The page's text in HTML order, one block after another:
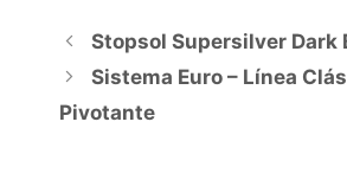
Stopsol Supersilver Dark
Sistema Euro – Línea
Pivotante